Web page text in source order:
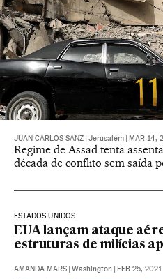
JUAN CARLOS SANZ Jerusalém MAR 14,
Regime de Assad tenta
década de conflito sem saída
ESTADOS UNIDOS
EUA lançam ataque
estruturas de milícias
AMANDA MARS Washington FEB 25,